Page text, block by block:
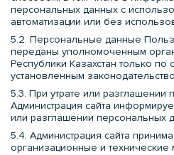
персональных данных с
автоматизации или без
5.2. Персональные данные
переданы уполномоченным
Республики Казахстан только
установленным
5.3. При утрате или разглашении
Администрация сайта
или разглашении персональных
5.4. Администрация сайта
организационные и